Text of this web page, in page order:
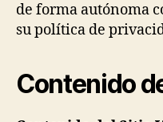
de forma autónoma
su política de
Contenido